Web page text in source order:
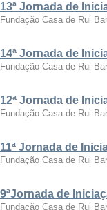
13ª Jornada de
Fundação Casa de Rui
14ª Jornada de
Fundação Casa de Rui
12ª Jornada de
Fundação Casa de Rui
11ª Jornada de
Fundação Casa de Rui
9ªJornada de
Fundação Casa de Rui